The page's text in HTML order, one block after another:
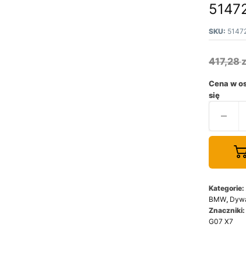
SKU:
417,28
Cena w
się
Kategorie:
BMW,
Znaczniki:
G07 X7